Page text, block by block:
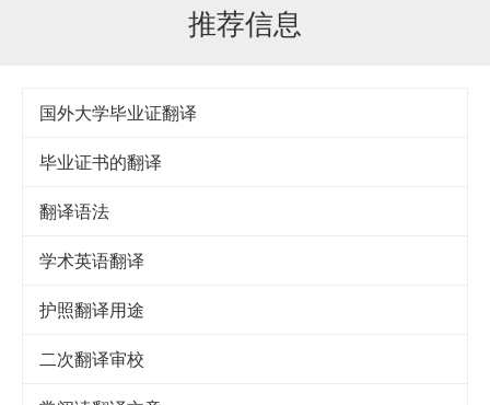
推荐信息
国外大学毕业证翻译
毕业证书的翻译
翻译语法
学术英语翻译
护照翻译用途
二次翻译审校